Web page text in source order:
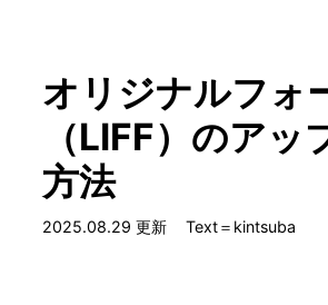
オリジナルフォ
（LIFF）のアッ
方法
2025.08.29 更新 Text＝kintsuba